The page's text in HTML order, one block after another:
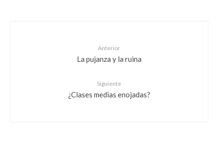
Anterior
La pujanza y la ruina
Siguiente
¿Clases medias enojadas?